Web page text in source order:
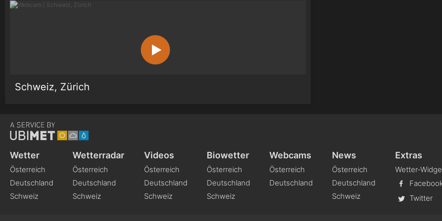
Schweiz, Zürich
Wetter
Österreich
Deutschland
Schweiz
Wetterradar
Österreich
Deutschland
Schweiz
Videos
Österreich
Deutschland
Schweiz
Biowetter
Österreich
Deutschland
Schweiz
Webcams
Österreich
Deutschland
News
Österreich
Deutschland
Schweiz
Extras
Wetter-
Twitter